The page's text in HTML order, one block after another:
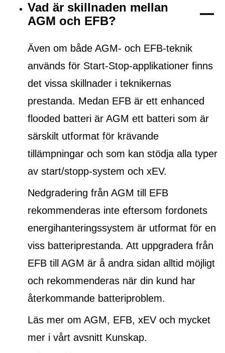
Vad är skillnaden mellan
AGM och EFB?
Även om både AGM- och EFB-teknik
används för Start-Stop-applikationer finns
det vissa skillnader i teknikernas
prestanda. Medan EFB är ett enhanced
flooded batteri är AGM ett batteri som är
särskilt utformat för krävande
tillämpningar och som kan stödja alla typer
av start/stopp-system och xEV.
Nedgradering från AGM till EFB
rekommenderas inte eftersom fordonets
energihanteringssystem är utformat för en
viss batteriprestanda. Att uppgradera från
EFB till AGM är å andra sidan alltid möjligt
och rekommenderas när din kund har
återkommande batteriproblem.
Läs mer om AGM, EFB, xEV och mycket
mer i vårt avsnitt Kunskap.